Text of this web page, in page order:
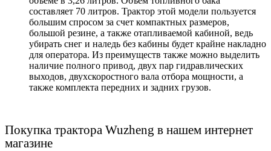
составляет 70 литров. Трактор этой модели пользуется
большим спросом за счет компактных размеров,
большой резине, а также отапливаемой кабиной, ведь
убирать снег и наледь без кабины будет крайне накладно
для оператора. Из преимуществ также можно выделить
наличие полного привод, двух пар гидравлических
выходов, двухскоростного вала отбора мощности, а
также комплекта передних и задних грузов.
Покупка трактора Wuzheng в нашем интернет
магазине